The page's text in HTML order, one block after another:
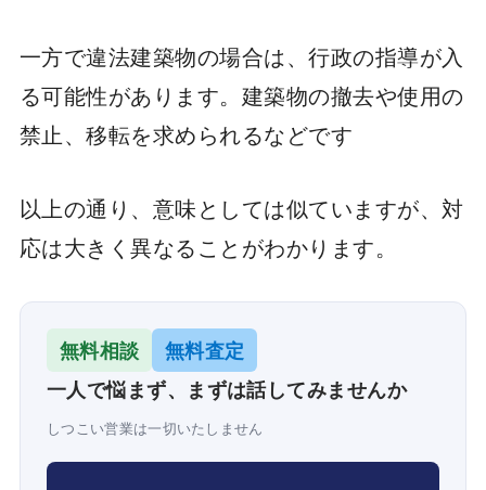
一方で違法建築物の場合は、行政の指導が入
る可能性があります。建築物の撤去や使用の
禁止、移転を求められるなどです
以上の通り、意味としては似ていますが、対
応は大きく異なることがわかります。
無料相談
無料査定
一人で悩まず、まずは話してみませんか
しつこい営業は一切いたしません